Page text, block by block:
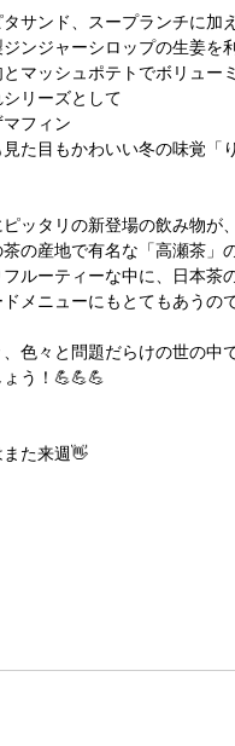
サンド、スープランチに加
ジンジャーシロップの生姜を
とマッシュポテトでボリュー
リーズとして
マフィン
見た目もかわいい冬の味覚
ッタリの新登場の飲み物が
の産地で有名な「高瀬茶」
ルーティーな中に、日本茶
ドメニューにもとてもあうの
色々と問題だらけの世の中
う！💪💪💪
た来週👋